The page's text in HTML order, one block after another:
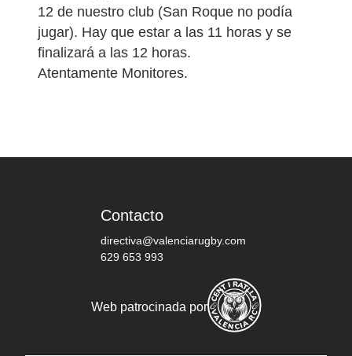
12 de nuestro club (San Roque no podía
jugar). Hay que estar a las 11 horas y se
finalizará a las 12 horas.
Atentamente Monitores.
Contacto
directiva@valenciarugby.com
629 653 993
Web patrocinada por